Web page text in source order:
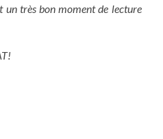
très bon moment de lecture